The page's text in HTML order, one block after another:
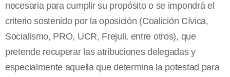
necesaria para cumplir su propósito o se impondrá el
criterio sostenido por la oposición (Coalición Cívica,
Socialismo, PRO, UCR, Frejuli, entre otros), que
pretende recuperar las atribuciones delegadas y
especialmente aquella que determina la potestad para